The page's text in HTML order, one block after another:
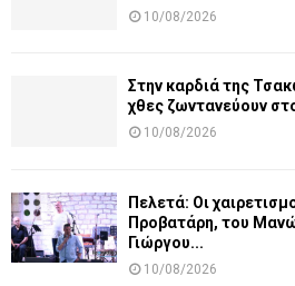
10/08/2026
Στην καρδιά της
χθες ζωντανεύουν
10/08/2026
Πελετά: Οι
Προβατάρη, του
Γιώργου...
10/08/2026